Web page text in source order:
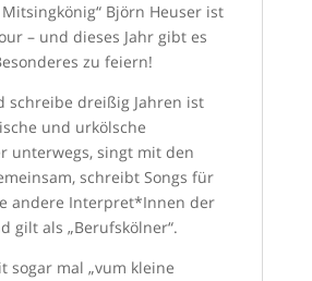
Mitsingkönig“ Björn Heuser ist
– und dieses Jahr gibt es
zu feiern!
schreibe dreißig Jahren ist
und urkölsche
unterwegs, singt mit den
schreibt Songs für
andere Interpret*Innen der
gilt als „Berufskölner“.
sogar mal „vum kleine